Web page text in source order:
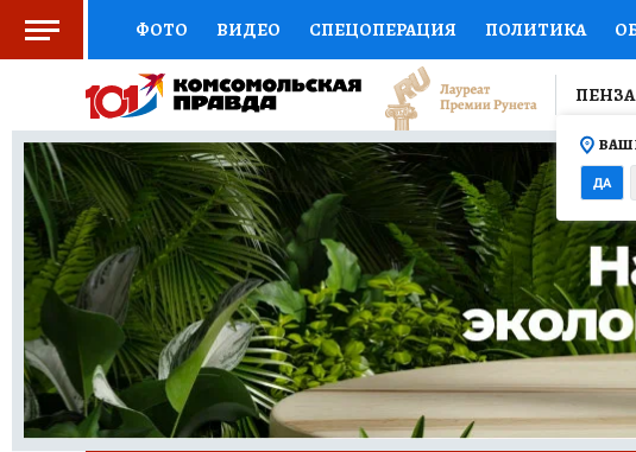
ФОТО ВИДЕО СПЕЦОПЕРАЦИЯ ПОЛИТИКА
СОЦПОДДЕРЖКА НАУКА СПОРТ КОЛУМНИСТЫ
ВЫБОР ЭКСПЕРТОВ ДОКТОР ФИНАНСЫ
КНИЖНАЯ ПОЛКА ПРОГНОЗЫ НА СПОРТ
ПРЕСС-ЦЕНТР НЕДВИЖИМОСТЬ ТЕЛЕВИЗОР
РАДИО КП РЕКЛАМА ТЕСТЫ НОВОЕ НА САЙТЕ
ПЕНЗА
ВАШ
ДА